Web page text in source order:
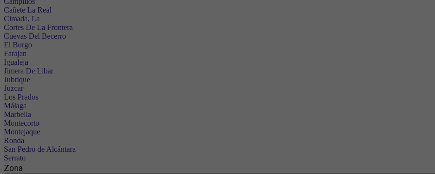
Cañete La Real
Cimada, La
Cortes De La Frontera
Cuevas Del Becerro
El Burgo
Farajan
Igualeja
Jimera De Libar
Jubrique
Juzcar
Los Prados
Málaga
Marbella
Montecorto
Montejaque
Ronda
San Pedro de Alcántara
Serrato
Zona